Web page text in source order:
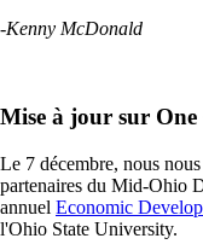
-Kenny McDonald
Mise à jour sur
Le 7 décembre, nous
partenaires du Mid-Ohio
annuel Economic
l'Ohio State University.